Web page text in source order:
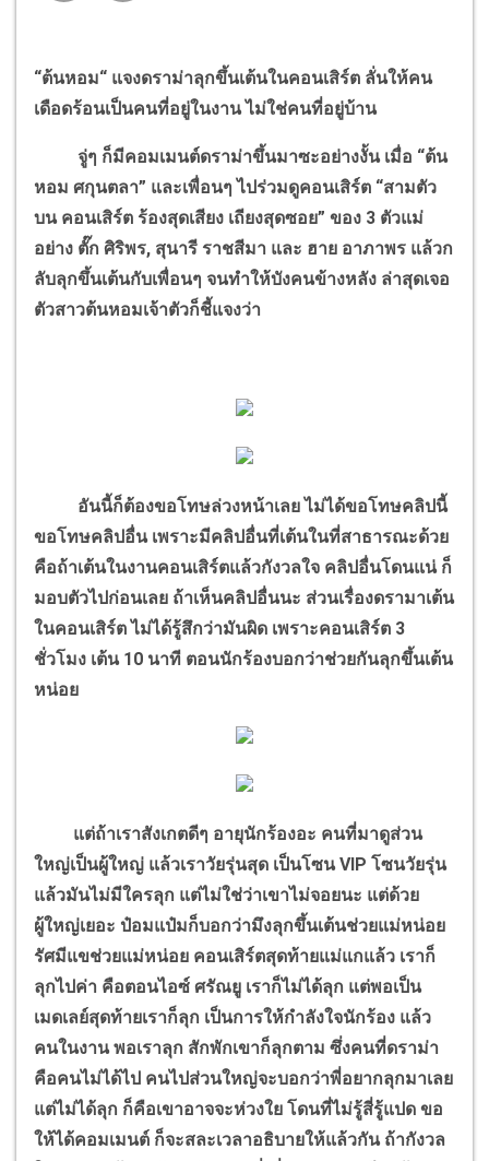
“ต้นหอม“ แจงดราม่าลุกขึ้นเต้นในคอนเสิร์ต ลั่นให้คน
เดือดร้อนเป็นคนที่อยู่ในงาน ไม่ใช่คนที่อยู่บ้าน
จู่ๆ ก็มีคอมเมนต์ดราม่าขึ้นมาซะอย่างงั้น เมื่อ “ต้น
หอม ศกุนตลา” และเพื่อนๆ ไปร่วมดูคอนเสิร์ต “สามตัว
บน คอนเสิร์ต ร้องสุดเสียง เถียงสุดซอย” ของ 3 ตัวแม่
อย่าง ตั๊ก ศิริพร, สุนารี ราชสีมา และ ฮาย อาภาพร แล้วก
ลับลุกขึ้นเต้นกับเพื่อนๆ จนทำให้บังคนข้างหลัง ล่าสุดเจอ
ตัวสาวต้นหอมเจ้าตัวก็ชี้แจงว่า
อันนี้ก็ต้องขอโทษล่วงหน้าเลย ไม่ได้ขอโทษคลิปนี้
ขอโทษคลิปอื่น เพราะมีคลิปอื่นที่เต้นในที่สาธารณะด้วย
คือถ้าเต้นในงานคอนเสิร์ตแล้วกังวลใจ คลิปอื่นโดนแน่ ก็
มอบตัวไปก่อนเลย ถ้าเห็นคลิปอื่นนะ ส่วนเรื่องดรามาเต้น
ในคอนเสิร์ต ไม่ได้รู้สึกว่ามันผิด เพราะคอนเสิร์ต 3
ชั่วโมง เต้น 10 นาที ตอนนักร้องบอกว่าช่วยกันลุกขึ้นเต้น
หน่อย
แต่ถ้าเราสังเกตดีๆ อายุนักร้องอะ คนที่มาดูส่วน
ใหญ่เป็นผู้ใหญ่ แล้วเราวัยรุ่นสุด เป็นโซน VIP โซนวัยรุ่น
แล้วมันไม่มีใครลุก แต่ไม่ใช่ว่าเขาไม่จอยนะ แต่ด้วย
ผู้ใหญ่เยอะ ป๋อมแป๋มก็บอกว่ามึงลุกขึ้นเต้นช่วยแม่หน่อย
รัศมีแขช่วยแม่หน่อย คอนเสิร์ตสุดท้ายแม่แกแล้ว เราก็
ลุกไปค่า คือตอนไอซ์ ศรัณยู เราก็ไม่ได้ลุก แต่พอเป็น
เมดเลย์สุดท้ายเราก็ลุก เป็นการให้กำลังใจนักร้อง แล้ว
คนในงาน พอเราลุก สักพักเขาก็ลุกตาม ซึ่งคนที่ดราม่า
คือคนไม่ได้ไป คนไปส่วนใหญ่จะบอกว่าพี่อยากลุกมาเลย
แต่ไม่ได้ลุก ก็คือเขาอาจจะห่วงใย โดนที่ไม่รู้สี่รู้แปด ขอ
ให้ได้คอมเมนต์ ก็จะสละเวลาอธิบายให้แล้วกัน ถ้ากังวล